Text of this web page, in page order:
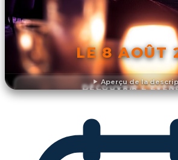
Aperçu de la
LE 8 AOÛT
DÉCOUVRIR